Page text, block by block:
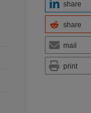
share
share
mail
print